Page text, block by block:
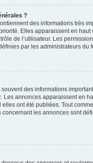
?
des informations très
Elles apparaissent en haut
de l’utilisateur. Les
par les administrateurs du
des informations
Les annonces apparaissent en
ont été publiées. Tout
les annonces sont